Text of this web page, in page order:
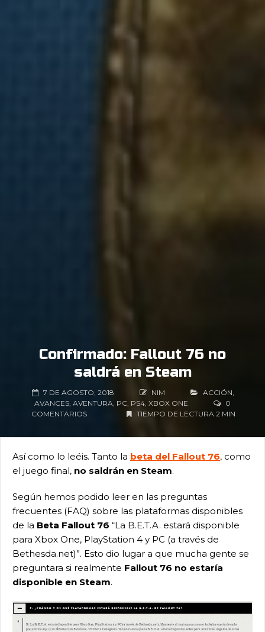
Confirmado: Fallout 76 no
saldrá en Steam
7 DE AGOSTO, 2018 NIM ACCIÓN,
AVANCES, AVENTURA, PC, PS4, XBOX ONE
TIEMPO DE LECTURA 2 MIN
0
COMENTARIOS
Así como lo leéis. Tanto la beta del Fallout 76, como
el juego final, no saldrán en Steam.
Según hemos podido leer en las preguntas
frecuentes (FAQ) sobre las plataformas disponibles
de la Beta Fallout 76 “La B.E.T.A. estará disponible
para Xbox One, PlayStation 4 y PC (a través de
Bethesda.net)”. Esto dio lugar a que mucha gente se
preguntara si realmente Fallout 76 no estaría
disponible en Steam.